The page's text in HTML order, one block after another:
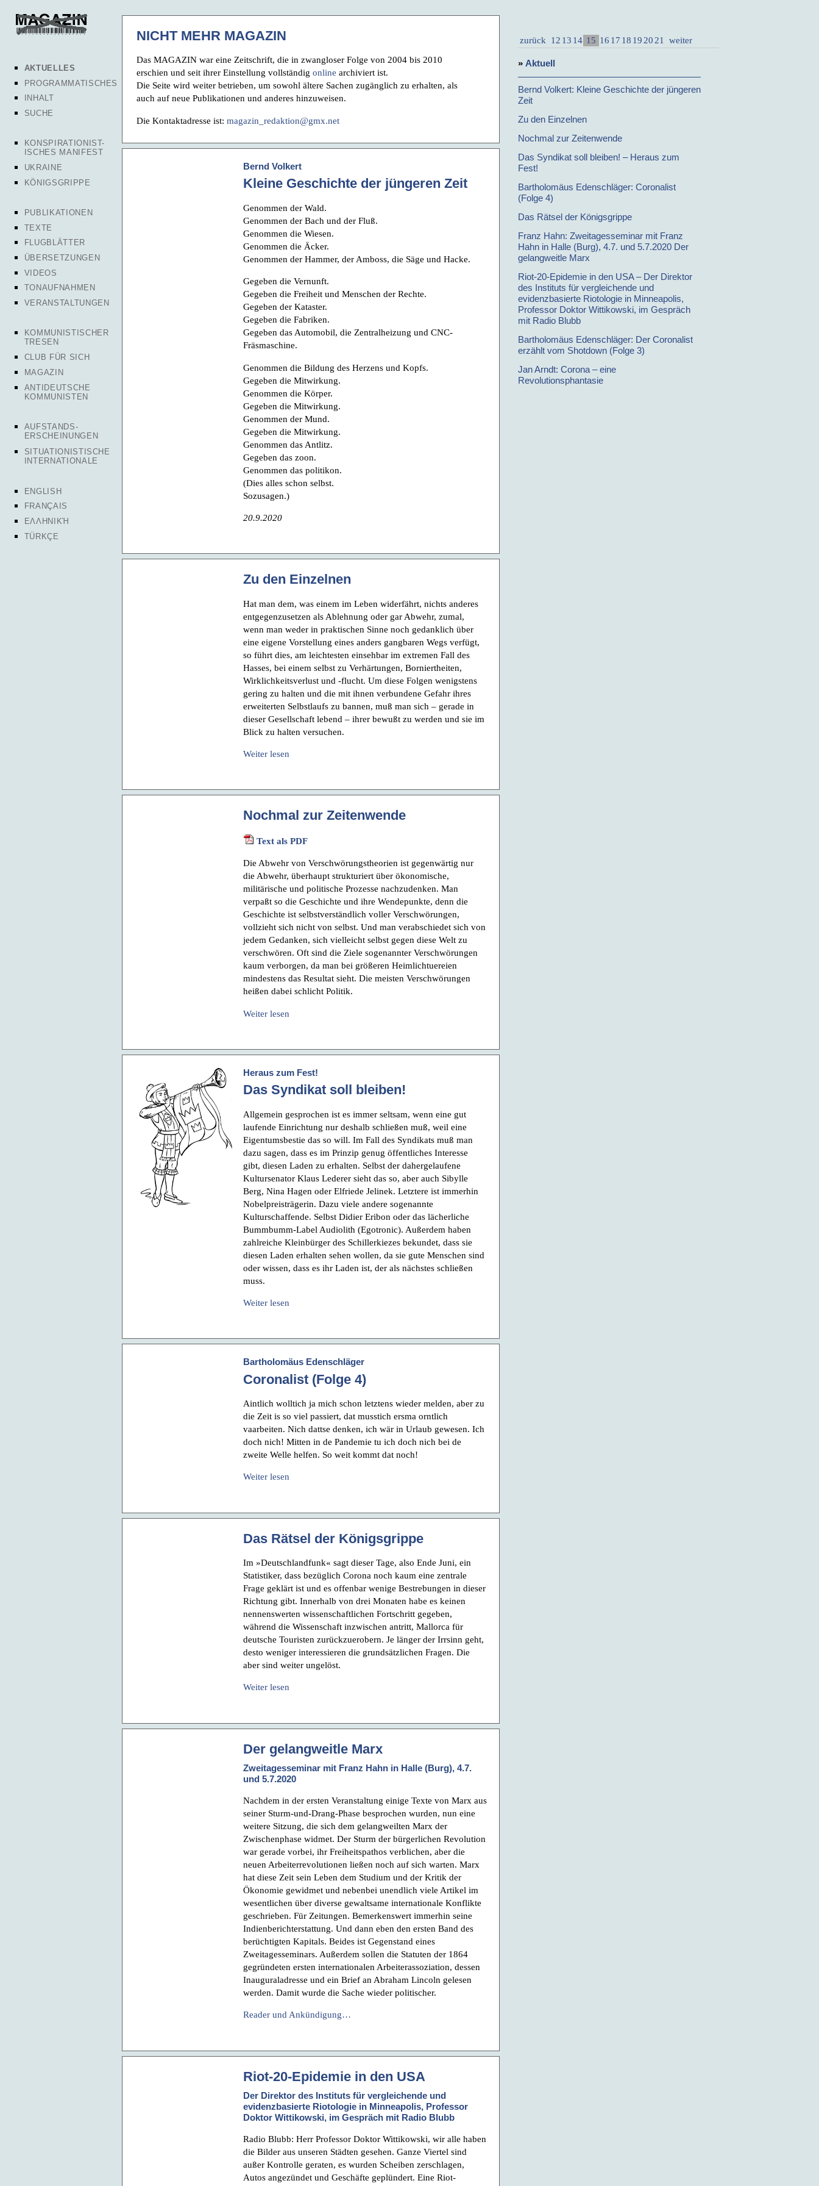
AKTUELLES
PROGRAMMATISCHES
INHALT
SUCHE
KONSPIRATIONIST-
ISCHES MANIFEST
UKRAINE
KÖNIGSGRIPPE
PUBLIKATIONEN
TEXTE
FLUGBLÄTTER
ÜBERSETZUNGEN
VIDEOS
TONAUFNAHMEN
VERANSTALTUNGEN
KOMMUNISTISCHER
TRESEN
CLUB FÜR SICH
MAGAZIN
ANTIDEUTSCHE
KOMMUNISTEN
AUFSTANDS-
ERSCHEINUNGEN
SITUATIONISTISCHE
INTERNATIONALE
ENGLISH
FRANÇAIS
ΕΛΛΗΝΙΚΉ
TÜRKÇE
NICHT MEHR MAGAZIN
Das MAGAZIN war eine Zeitschrift, die in zwangloser Folge von 2004 bis 2010
erschien und seit ihrer Einstellung vollständig online archiviert ist.
Die Seite wird weiter betrieben, um sowohl ältere Sachen zugänglich zu erhalten, als
auch auf neue Publikationen und anderes hinzuweisen.
Die Kontaktadresse ist: magazin_redaktion@gmx.net
Bernd Volkert
Kleine Geschichte der jüngeren Zeit
Genommen der Wald.
Genommen der Bach und der Fluß.
Genommen die Wiesen.
Genommen die Äcker.
Genommen der Hammer, der Amboss, die Säge und Hacke.
Gegeben die Vernunft.
Gegeben die Freiheit und Menschen der Rechte.
Gegeben der Kataster.
Gegeben die Fabriken.
Gegeben das Automobil, die Zentralheizung und CNC-
Fräsmaschine.
Genommen die Bildung des Herzens und Kopfs.
Gegeben die Mitwirkung.
Genommen die Körper.
Gegeben die Mitwirkung.
Genommen der Mund.
Gegeben die Mitwirkung.
Genommen das Antlitz.
Gegeben das zoon.
Genommen das politikon.
(Dies alles schon selbst.
Sozusagen.)
20.9.2020
Zu den Einzelnen
Hat man dem, was einem im Leben widerfährt, nichts anderes
entgegenzusetzen als Ablehnung oder gar Abwehr, zumal,
wenn man weder in praktischen Sinne noch gedanklich über
eine eigene Vorstellung eines anders gangbaren Wegs verfügt,
so führt dies, am leichtesten einsehbar im extremen Fall des
Hasses, bei einem selbst zu Verhärtungen, Borniertheiten,
Wirklichkeitsverlust und -flucht. Um diese Folgen wenigstens
gering zu halten und die mit ihnen verbundene Gefahr ihres
erweiterten Selbstlaufs zu bannen, muß man sich – gerade in
dieser Gesellschaft lebend – ihrer bewußt zu werden und sie im
Blick zu halten versuchen.
Weiter lesen
Nochmal zur Zeitenwende
Text als PDF
Die Abwehr von Verschwörungstheorien ist gegenwärtig nur
die Abwehr, überhaupt strukturiert über ökonomische,
militärische und politische Prozesse nachzudenken. Man
verpaßt so die Geschichte und ihre Wendepunkte, denn die
Geschichte ist selbstverständlich voller Verschwörungen,
vollzieht sich nicht von selbst. Und man verabschiedet sich von
jedem Gedanken, sich vielleicht selbst gegen diese Welt zu
verschwören. Oft sind die Ziele sogenannter Verschwörungen
kaum verborgen, da man bei größeren Heimlichtuereien
mindestens das Resultat sieht. Die meisten Verschwörungen
heißen dabei schlicht Politik.
Weiter lesen
Heraus zum Fest!
Das Syndikat soll bleiben!
Allgemein gesprochen ist es immer seltsam, wenn eine gut
laufende Einrichtung nur deshalb schließen muß, weil eine
Eigentumsbestie das so will. Im Fall des Syndikats muß man
dazu sagen, dass es im Prinzip genug öffentliches Interesse
gibt, diesen Laden zu erhalten. Selbst der dahergelaufene
Kultursenator Klaus Lederer sieht das so, aber auch Sibylle
Berg, Nina Hagen oder Elfriede Jelinek. Letztere ist immerhin
Nobelpreisträgerin. Dazu viele andere sogenannte
Kulturschaffende. Selbst Didier Eribon oder das lächerliche
Bummbumm-Label Audiolith (Egotronic). Außerdem haben
zahlreiche Kleinbürger des Schillerkiezes bekundet, dass sie
diesen Laden erhalten sehen wollen, da sie gute Menschen sind
oder wissen, dass es ihr Laden ist, der als nächstes schließen
muss.
Weiter lesen
Bartholomäus Edenschläger
Coronalist (Folge 4)
Aintlich wolltich ja mich schon letztens wieder melden, aber zu
die Zeit is so viel passiert, dat musstich ersma orntlich
vaarbeiten. Nich dattse denken, ich wär in Urlaub gewesen. Ich
doch nich! Mitten in de Pandemie tu ich doch nich bei de
zweite Welle helfen. So weit kommt dat noch!
Weiter lesen
Das Rätsel der Königsgrippe
Im »Deutschlandfunk« sagt dieser Tage, also Ende Juni, ein
Statistiker, dass bezüglich Corona noch kaum eine zentrale
Frage geklärt ist und es offenbar wenige Bestrebungen in dieser
Richtung gibt. Innerhalb von drei Monaten habe es keinen
nennenswerten wissenschaftlichen Fortschritt gegeben,
während die Wissenschaft inzwischen antritt, Mallorca für
deutsche Touristen zurückzuerobern. Je länger der Irrsinn geht,
desto weniger interessieren die grundsätzlichen Fragen. Die
aber sind weiter ungelöst.
Weiter lesen
Der gelangweitle Marx
Zweitagesseminar mit Franz Hahn in Halle (Burg), 4.7.
und 5.7.2020
Nachdem in der ersten Veranstaltung einige Texte von Marx aus
seiner Sturm-und-Drang-Phase besprochen wurden, nun eine
weitere Sitzung, die sich dem gelangweilten Marx der
Zwischenphase widmet. Der Sturm der bürgerlichen Revolution
war gerade vorbei, ihr Freiheitspathos verblichen, aber die
neuen Arbeiterrevolutionen ließen noch auf sich warten. Marx
hat diese Zeit sein Leben dem Studium und der Kritik der
Ökonomie gewidmet und nebenbei unendlich viele Artikel im
wesentlichen über diverse gewaltsame internationale Konflikte
geschrieben. Für Zeitungen. Bemerkenswert immerhin seine
Indienberichterstattung. Und dann eben den ersten Band des
berüchtigten Kapitals. Beides ist Gegenstand eines
Zweitagesseminars. Außerdem sollen die Statuten der 1864
gegründeten ersten internationalen Arbeiterassoziation, dessen
Inauguraladresse und ein Brief an Abraham Lincoln gelesen
werden. Damit wurde die Sache wieder politischer.
Reader und Ankündigung…
Riot-20-Epidemie in den USA
Der Direktor des Instituts für vergleichende und
evidenzbasierte Riotologie in Minneapolis, Professor
Doktor Wittikowski, im Gespräch mit Radio Blubb
Radio Blubb: Herr Professor Doktor Wittikowski, wir alle haben
die Bilder aus unseren Städten gesehen. Ganze Viertel sind
außer Kontrolle geraten, es wurden Scheiben zerschlagen,
Autos angezündet und Geschäfte geplündert. Eine Riot-
zurück 12 13 14 15 16 17 18 19 20 21 weiter
» Aktuell
Bernd Volkert: Kleine Geschichte der jüngeren
Zeit
Zu den Einzelnen
Nochmal zur Zeitenwende
Das Syndikat soll bleiben! – Heraus zum
Fest!
Bartholomäus Edenschläger: Coronalist
(Folge 4)
Das Rätsel der Königsgrippe
Franz Hahn: Zweitagesseminar mit Franz
Hahn in Halle (Burg), 4.7. und 5.7.2020 Der
gelangweitle Marx
Riot-20-Epidemie in den USA – Der Direktor
des Instituts für vergleichende und
evidenzbasierte Riotologie in Minneapolis,
Professor Doktor Wittikowski, im Gespräch
mit Radio Blubb
Bartholomäus Edenschläger: Der Coronalist
erzählt vom Shotdown (Folge 3)
Jan Arndt: Corona – eine
Revolutionsphantasie